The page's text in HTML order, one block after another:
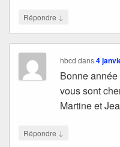
Répondre ↓
hbcd dans4
Bonne
vous sont
Martine et
Répondre ↓